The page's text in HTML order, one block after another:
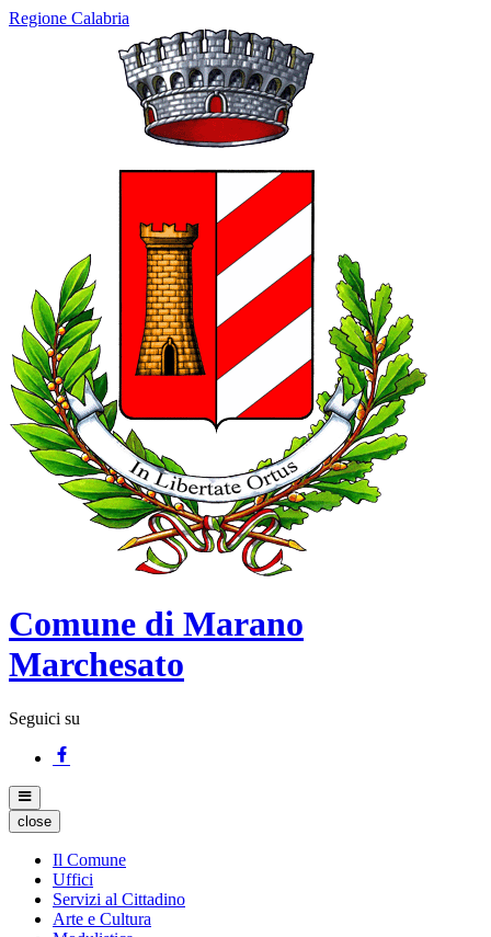
Regione Calabria
Comune di Marano
Marchesato
Seguici su
close
Il Comune
Uffici
Servizi al Cittadino
Arte e Cultura